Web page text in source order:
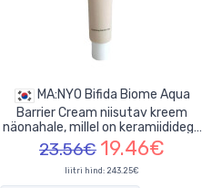
Barrier Cream niisutav kreem
näonahale, millel on keramiididega
80ml
23.56€ 19.46€
liitri hind: 243.25€